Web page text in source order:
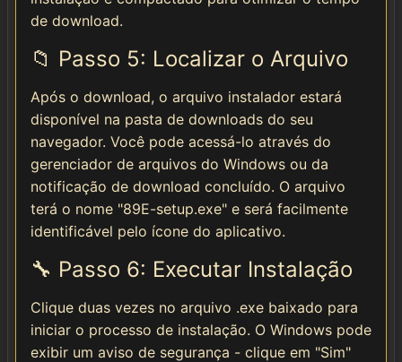
de download.
📁 Passo 5: Localizar o Arquivo
Após o download, o arquivo instalador estará
disponível na pasta de downloads do seu
navegador. Você pode acessá-lo através do
gerenciador de arquivos do Windows ou da
notificação de download concluído. O arquivo
terá o nome "89E-setup.exe" e será facilmente
identificável pelo ícone do aplicativo.
🔧 Passo 6: Executar Instalação
Clique duas vezes no arquivo .exe baixado para
iniciar o processo de instalação. O Windows pode
exibir um aviso de segurança - clique em "Sim"